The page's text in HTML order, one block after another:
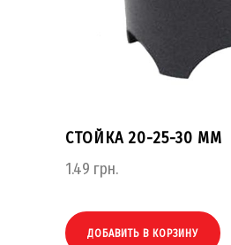
СТОЙКА 20-25-30 ММ
1.49 грн.
ДОБАВИТЬ В КОРЗИНУ